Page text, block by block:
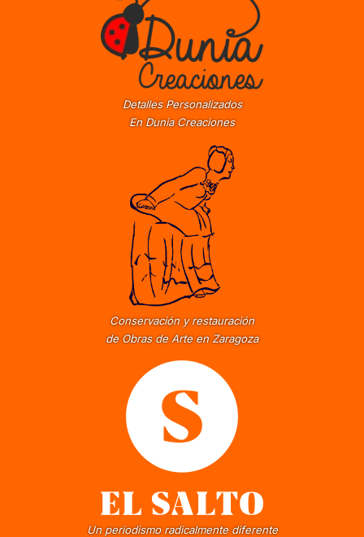
Detalles Personalizados
En Dunia Creaciones
Conservación y restauración
de Obras de Arte en Zaragoza
Un periodismo radicalmente diferente